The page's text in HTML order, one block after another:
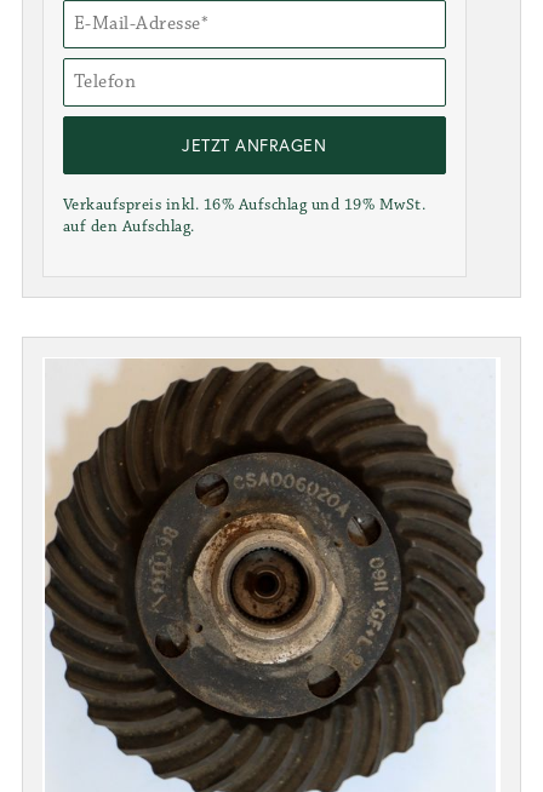
JETZT ANFRAGEN
Verkaufspreis inkl. 16% Aufschlag und 19% MwSt.
auf den Aufschlag.